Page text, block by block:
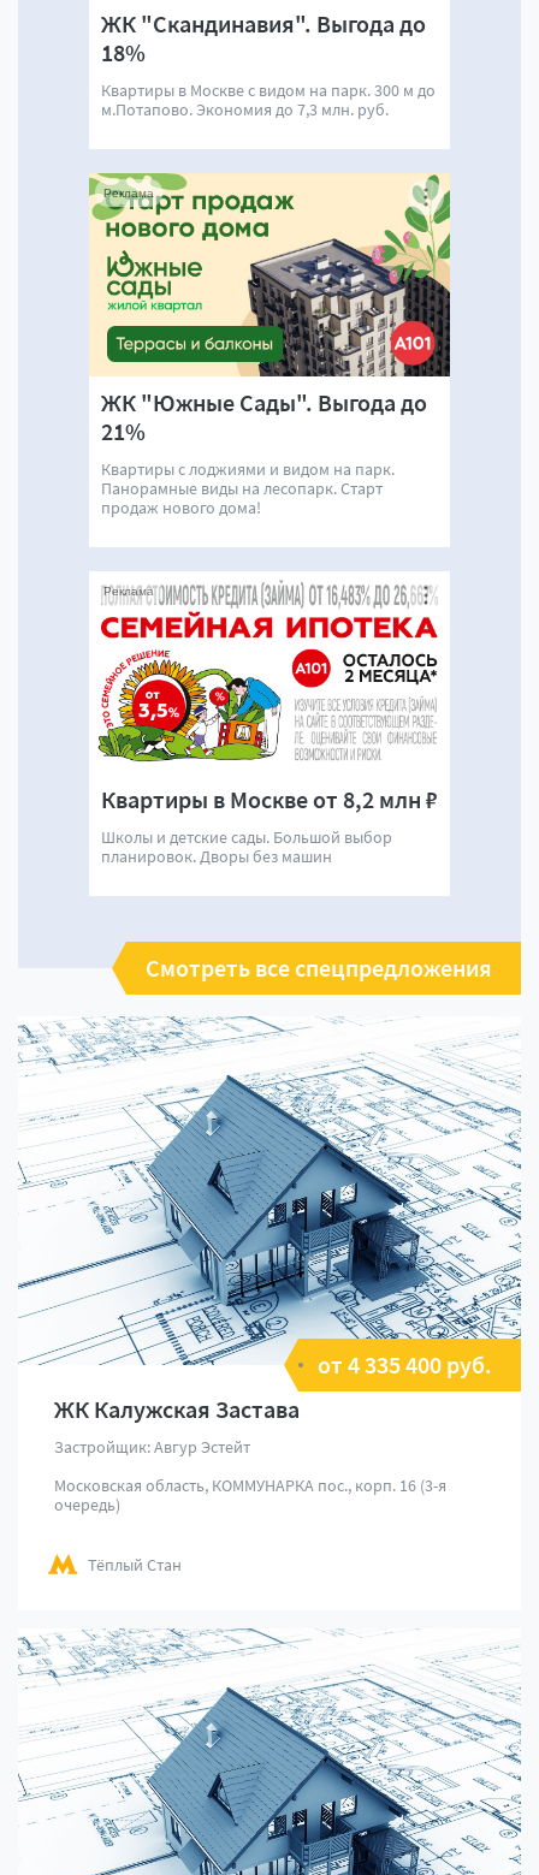
ЖК "Скандинавия". Выгода до
18%
Квартиры в Москве с видом на парк. 300 м до
м.Потапово. Экономия до 7,3 млн. руб.
ЖК "Южные Сады". Выгода до
21%
Квартиры с лоджиями и видом на парк.
Панорамные виды на лесопарк. Старт
продаж нового дома!
Реклама
Квартиры в Москве от 8,2 млн ₽
Школы и детские сады. Большой выбор
планировок. Дворы без машин
Реклама
Смотреть все спецпредложения
от 4 335 400 руб.
ЖК Калужская Застава
Застройщик: Авгур Эстейт
Московская область, КОММУНАРКА пос., корп. 16 (3-я
очередь)
Тёплый Стан